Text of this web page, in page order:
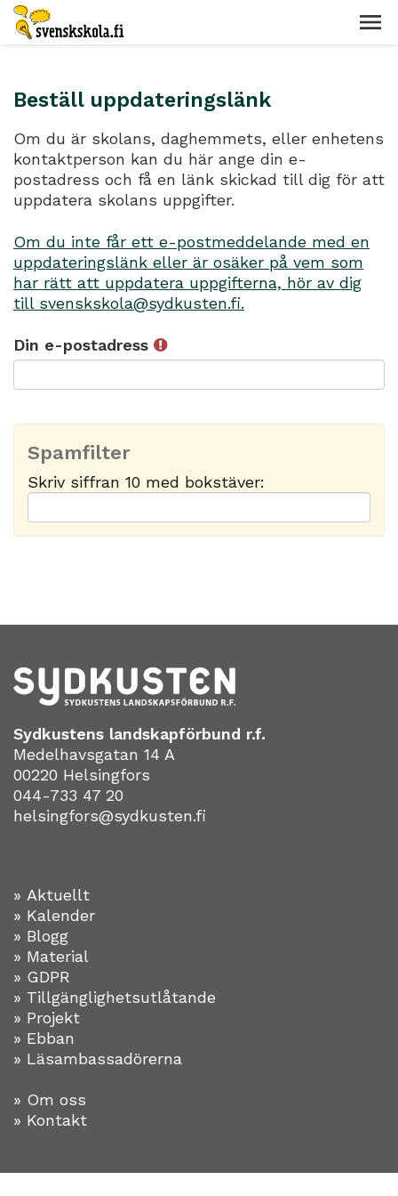
Beställ uppdateringslänk
Om du är skolans, daghemmets, eller enhetens
kontaktperson kan du här ange din e-
postadress och få en länk skickad till dig för att
uppdatera skolans uppgifter.
Om du inte får ett e-postmeddelande med en
uppdateringslänk eller är osäker på vem som
har rätt att uppdatera uppgifterna, hör av dig
till svenskskola@sydkusten.fi.
Din e-postadress
Spamfilter
Skriv siffran 10 med bokstäver:
Sydkustens landskapförbund r.f.
Medelhavsgatan 14 A
00220 Helsingfors
044-733 47 20
helsingfors@sydkusten.fi
» Aktuellt
» Kalender
» Blogg
» Material
» GDPR
» Tillgänglighetsutlåtande
» Projekt
» Ebban
» Läsambassadörerna
» Om oss
» Kontakt